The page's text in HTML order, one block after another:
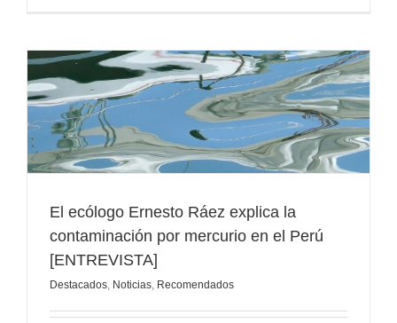
El ecólogo Ernesto Ráez explica la
contaminación por mercurio en el Perú
[ENTREVISTA]
Destacados, Noticias, Recomendados